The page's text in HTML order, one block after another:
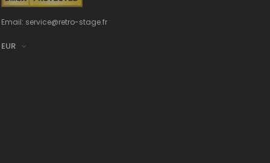
Email: service@retro-stage.fr
EUR